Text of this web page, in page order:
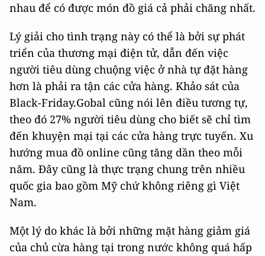
nhau để có được món đồ giá cả phải chăng nhất.
Lý giải cho tình trạng này có thể là bởi sự phát
triển của thương mại điện tử, dẫn đến việc
người tiêu dùng chuộng việc ở nhà tự đặt hàng
hơn là phải ra tận các cửa hàng. Khảo sát của
Black-Friday.Gobal cũng nói lên điều tương tự,
theo đó 27% người tiêu dùng cho biết sẽ chỉ tìm
đến khuyện mại tại các cửa hàng trực tuyến. Xu
hướng mua đồ online cũng tăng dần theo mỗi
năm. Đây cũng là thực trạng chung trên nhiều
quốc gia bao gồm Mỹ chứ không riêng gì Việt
Nam.
Một lý do khác là bởi những mặt hàng giảm giá
của chủ cừa hàng tại trong nước không quá hấp